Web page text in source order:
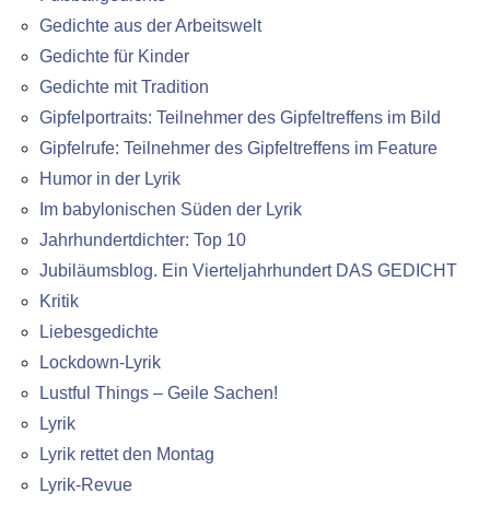
Gedichte aus der Arbeitswelt
Gedichte für Kinder
Gedichte mit Tradition
Gipfelportraits: Teilnehmer des Gipfeltreffens im Bild
Gipfelrufe: Teilnehmer des Gipfeltreffens im Feature
Humor in der Lyrik
Im babylonischen Süden der Lyrik
Jahrhundertdichter: Top 10
Jubiläumsblog. Ein Vierteljahrhundert DAS GEDICHT
Kritik
Liebesgedichte
Lockdown-Lyrik
Lustful Things – Geile Sachen!
Lyrik
Lyrik rettet den Montag
Lyrik-Revue